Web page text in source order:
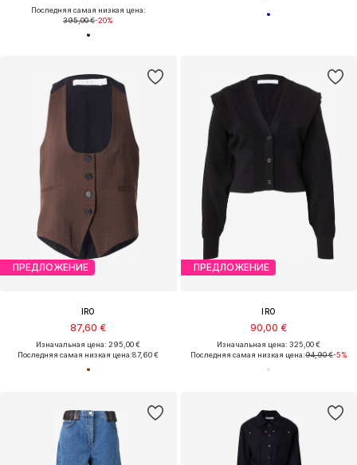
Последняя самая низкая цена:
395,00 €-20%
ПРЕДЛОЖЕНИЕ
IRO
87,60 €
Изначальная цена: 295,00 €
Последняя самая низкая цена:87,60 €
ПРЕДЛОЖЕНИЕ
IRO
90,00 €
Изначальная цена: 325,00 €
Последняя самая низкая цена:94,90 €-5%